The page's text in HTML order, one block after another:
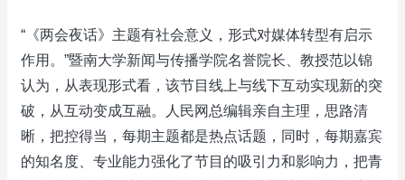
“《两会夜话》主题有社会意义，形式对媒体转型有启示
作用。”暨南大学新闻与传播学院名誉院长、教授范以锦
认为，从表现形式看，该节目线上与线下互动实现新的突
破，从互动变成互融。人民网总编辑亲自主理，思路清
晰，把控得当，每期主题都是热点话题，同时，每期嘉宾
的知名度、专业能力强化了节目的吸引力和影响力，把青